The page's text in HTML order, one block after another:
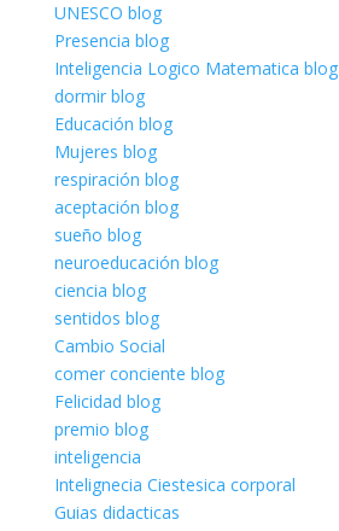
UNESCO blog
Presencia blog
Inteligencia Logico Matematica blog
dormir blog
Educación blog
Mujeres blog
respiración blog
aceptación blog
sueño blog
neuroeducación blog
ciencia blog
sentidos blog
Cambio Social
comer conciente blog
Felicidad blog
premio blog
inteligencia
Intelignecia Ciestesica corporal
Guias didacticas